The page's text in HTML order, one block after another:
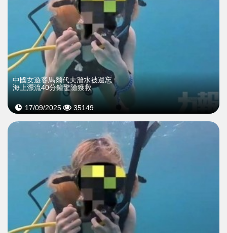
中國女遊客馬爾代夫潛水被遺忘
海上漂流40分鐘驚險獲救
17/09/2025 35149